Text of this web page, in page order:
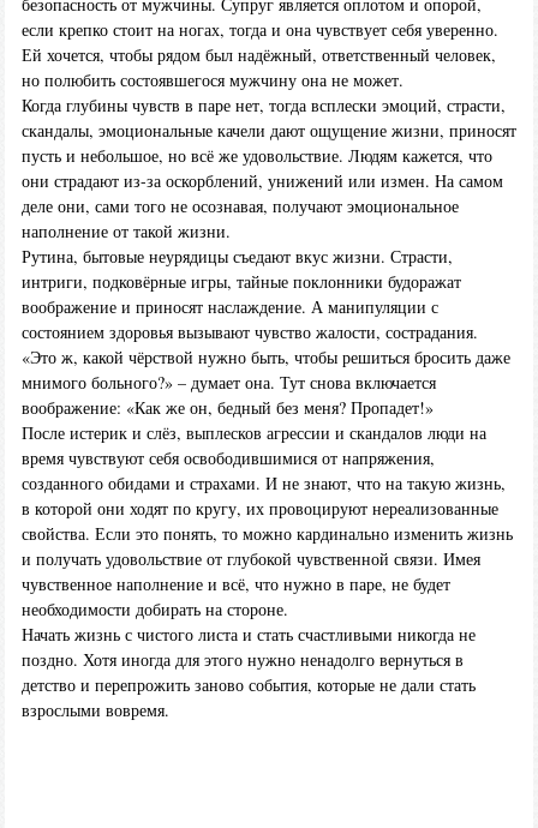
безопасность от мужчины. Супруг является оплотом и опорой,
если крепко стоит на ногах, тогда и она чувствует себя уверенно.
Ей хочется, чтобы рядом был надёжный, ответственный человек,
но полюбить состоявшегося мужчину она не может.
Когда глубины чувств в паре нет, тогда всплески эмоций, страсти,
скандалы, эмоциональные качели дают ощущение жизни, приносят
пусть и небольшое, но всё же удовольствие. Людям кажется, что
они страдают из-за оскорблений, унижений или измен. На самом
деле они, сами того не осознавая, получают эмоциональное
наполнение от такой жизни.
Рутина, бытовые неурядицы съедают вкус жизни. Страсти,
интриги, подковёрные игры, тайные поклонники будоражат
воображение и приносят наслаждение. А манипуляции с
состоянием здоровья вызывают чувство жалости, сострадания.
«Это ж, какой чёрствой нужно быть, чтобы решиться бросить даже
мнимого больного?» – думает она. Тут снова включается
воображение: «Как же он, бедный без меня? Пропадет!»
После истерик и слёз, выплесков агрессии и скандалов люди на
время чувствуют себя освободившимися от напряжения,
созданного обидами и страхами. И не знают, что на такую жизнь,
в которой они ходят по кругу, их провоцируют нереализованные
свойства. Если это понять, то можно кардинально изменить жизнь
и получать удовольствие от глубокой чувственной связи. Имея
чувственное наполнение и всё, что нужно в паре, не будет
необходимости добирать на стороне.
Начать жизнь с чистого листа и стать счастливыми никогда не
поздно. Хотя иногда для этого нужно ненадолго вернуться в
детство и перепрожить заново события, которые не дали стать
взрослыми вовремя.